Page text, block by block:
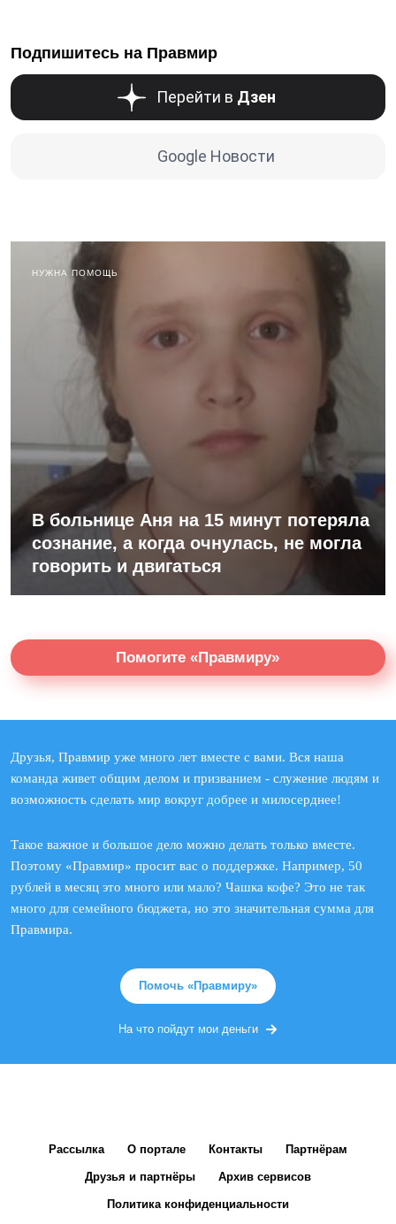
Подпишитесь на Правмир
Перейти в Дзен
Google Новости
НУЖНА ПОМОЩЬ
В больнице Аня на 15 минут потеряла
сознание, а когда очнулась, не могла
говорить и двигаться
Помогите «Правмиру»
Друзья, Правмир уже много лет вместе с вами. Вся наша
команда живет общим делом и призванием - служение людям и
возможность сделать мир вокруг добрее и милосерднее!
Такое важное и большое дело можно делать только вместе.
Поэтому «Правмир» просит вас о поддержке. Например, 50
рублей в месяц это много или мало? Чашка кофе? Это не так
много для семейного бюджета, но это значительная сумма для
Правмира.
Помочь «Правмиру»
На что пойдут мои деньги
Рассылка О портале Контакты Партнёрам
Друзья и партнёры Архив сервисов
Политика конфиденциальности